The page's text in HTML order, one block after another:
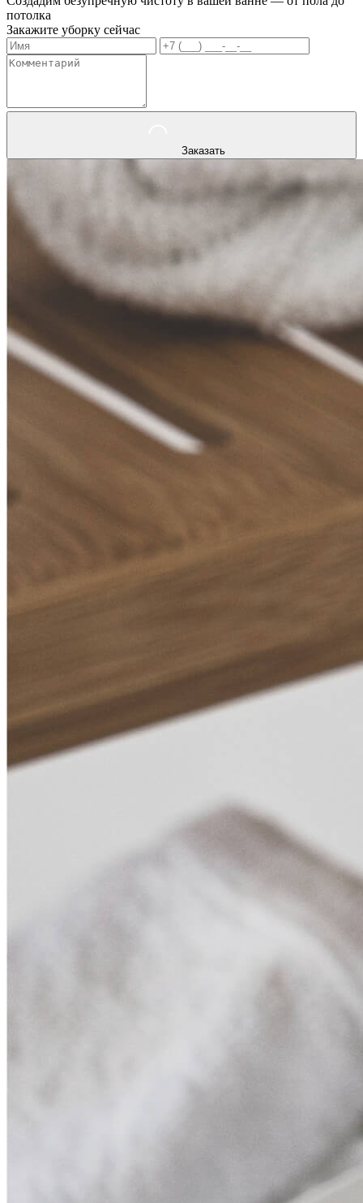
потолка
Закажите уборку сейчас
Заказать